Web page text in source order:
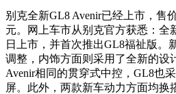
别克全新GL8 Avenir已经上市，售
元。网上车市从别克官方获悉：全
日上市，并首次推出GL8福祉版。
调整，内饰方面则采用了全新的设
Avenir相同的贯穿式中控，GL8也
屏。此外，两款新车动力方面均换